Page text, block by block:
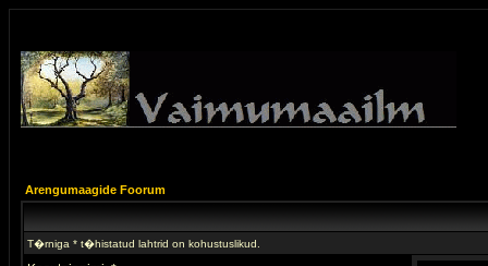
Arengumaagide Foorum
T�rniga * t�histatud lahtrid on kohustuslikud.